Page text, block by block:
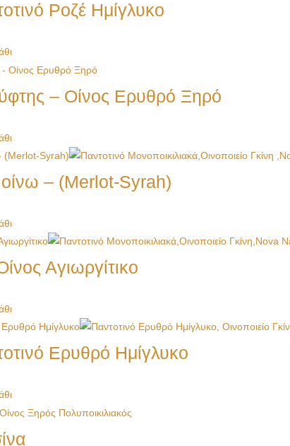
Ροζέ Ημίγλυκο
– Οίνος Ερυθρό Ξηρό
– (Merlot-Syrah)
Αγιωργίτικο
Ερυθρό Ημίγλυκο